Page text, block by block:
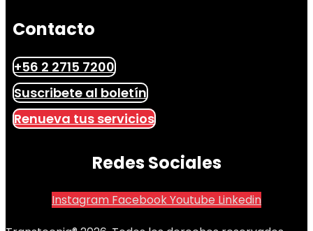
Contacto
+56 2 2715 7200
Suscribete al boletín
Renueva tus servicios
Redes Sociales
Instagram FacebookYoutube Linkedin